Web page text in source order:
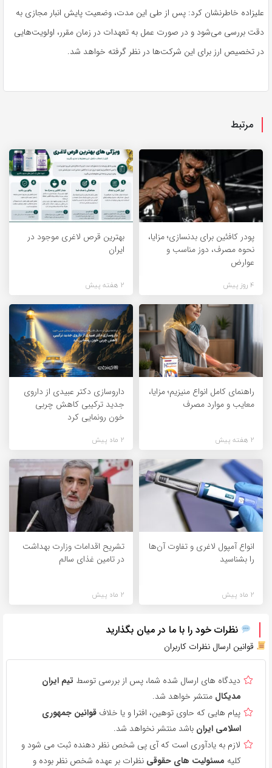
علیزاده خاطرنشان کرد: پس از طی این مدت، وضعیت پایش انبار مجازی به
دقت بررسی می‌شود و در صورت عمل به تعهدات در زمان مقرر، اولویت‌هایی
در تخصیص ارز برای این شرکت‌ها در نظر گرفته خواهد شد.
مرتبط
پودر کافئین برای بدنسازی؛ مزایا،
نحوه مصرف، دوز مناسب و
عوارض
4 روز پیش
بهترین قرص لاغری موجود در
ایران
2 هفته پیش
راهنمای کامل انواع منیزیم؛ مزایا،
معایب و موارد مصرف
2 هفته پیش
داروسازی دکتر عبیدی از داروی
جدید ترکیبی کاهش چربی
خون رونمایی کرد
2 ماه پیش
انواع آمپول لاغری و تفاوت آن‌ها
را بشناسید
2 ماه پیش
تشریح اقدامات وزارت بهداشت
در تامین غذای سالم
2 ماه پیش
نظرات خود را با ما در میان بگذارید
قوانین ارسال نظرات کاربران
دیدگاه های ارسال شده شما، پس از بررسی توسط تیم ایران
مدیکال منتشر خواهد شد.
پیام هایی که حاوی توهین، افترا و یا خلاف قوانین جمهوری
اسلامی ایران باشد منتشر نخواهد شد.
لازم به یادآوری است که آی پی شخص نظر دهنده ثبت می شود و
کلیه مسئولیت های حقوقی نظرات بر عهده شخص نظر بوده و